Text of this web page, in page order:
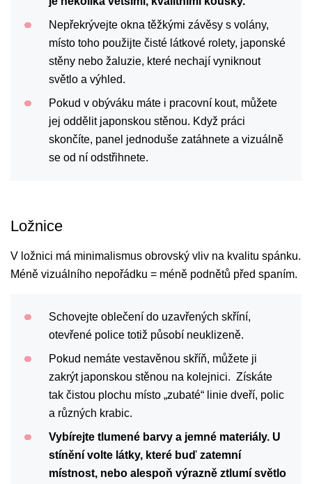
Nepřekrývejte okna těžkými závěsy s volány,
místo toho použijte čisté látkové rolety, japonské
stěny nebo žaluzie, které nechají vyniknout
světlo a výhled.
Pokud v obýváku máte i pracovní kout, můžete
jej oddělit japonskou stěnou. Když práci
skončíte, panel jednoduše zatáhnete a vizuálně
se od ní odstřihnete.
Ložnice
V ložnici má minimalismus obrovský vliv na kvalitu spánku.
Méně vizuálního nepořádku = méně podnětů před spaním.
Schovejte oblečení do uzavřených skříní,
otevřené police totiž působí neuklizeně.
Pokud nemáte vestavěnou skříň, můžete ji
zakrýt japonskou stěnou na kolejnici. Získáte
tak čistou plochu místo „zubaté“ linie dveří, polic
a různých krabic.
Vybírejte tlumené barvy a jemné materiály. U
stínění volte látky, které buď zatemní
místnost, nebo alespoň výrazně ztlumí světlo